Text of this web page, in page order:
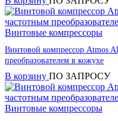
Винтовые компрессоры
Винтовой компрессор Atmos
преобразователем в кожухе
В корзину ПО ЗАПРОСУ
Винтовые компрессоры